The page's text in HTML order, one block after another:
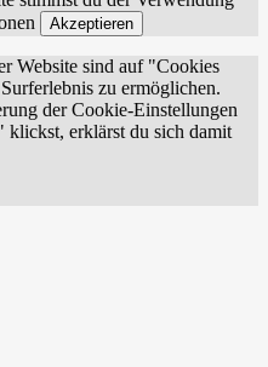
Akzeptieren
Website sind auf "Cookies
zu ermöglichen.
der Cookie-Einstellungen
erklärst du sich damit